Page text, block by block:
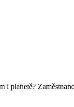
i planetě?